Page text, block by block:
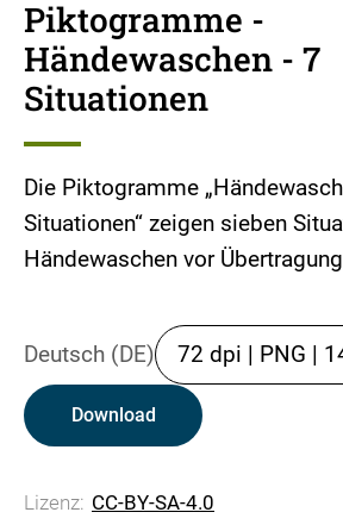
Piktogramme -
Händewaschen - 7
Situationen
Die Piktogramme
Situationen“ zeigen sieben
Händewaschen vor
Deutsch (DE) 72 dpi | PNG |
Download
Lizenz: CC-BY-SA-4.0